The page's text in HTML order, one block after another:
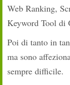
Web Ranking,
Keyword Tool di
Poi di tanto in
ma sono
sempre difficile.